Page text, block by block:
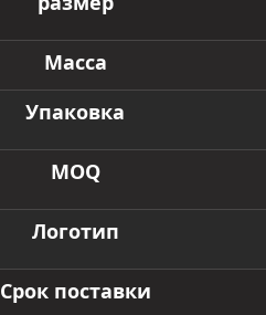
Масса
Упаковка
MOQ
Логотип
Срок поставки